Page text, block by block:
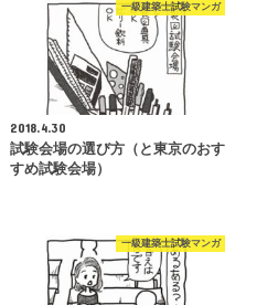
一級建築士試験マンガ
2018.4.30
試験会場の選び方（と東京のおす
すめ試験会場）
一級建築士試験マンガ